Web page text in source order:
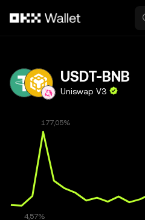
USDT-BNB
Uniswap V3